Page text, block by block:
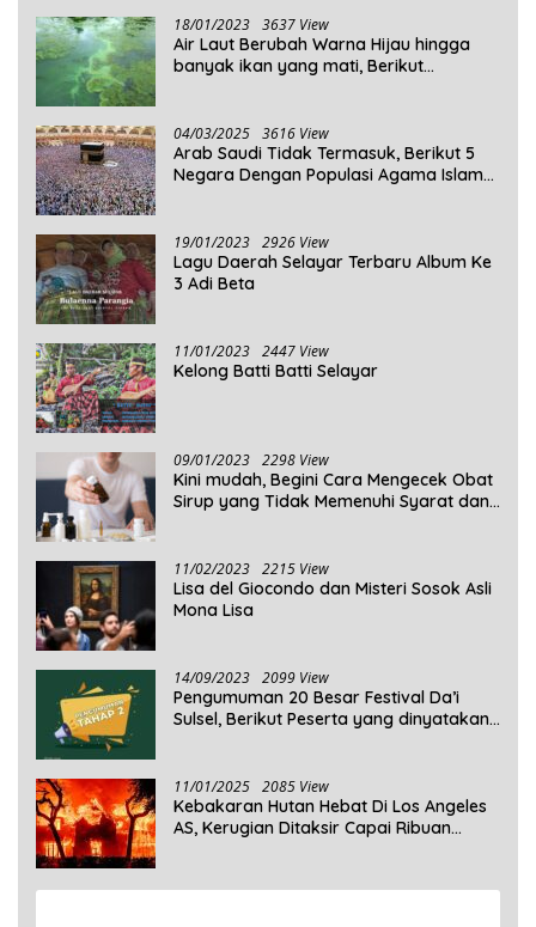
18/01/2023 3637 View
Air Laut Berubah Warna Hijau hingga
banyak ikan yang mati, Berikut
04/03/2025 3616 View
Arab Saudi Tidak Termasuk, Berikut 5
Negara Dengan Populasi Agama Islam
19/01/2023 2926 View
Lagu Daerah Selayar Terbaru Album Ke
3 Adi Beta
11/01/2023 2447 View
Kelong Batti Batti Selayar
09/01/2023 2298 View
Kini mudah, Begini Cara Mengecek Obat
Sirup yang Tidak Memenuhi Syarat dan
11/02/2023 2215 View
Lisa del Giocondo dan Misteri Sosok Asli
Mona Lisa
14/09/2023 2099 View
Pengumuman 20 Besar Festival Da’i
Sulsel, Berikut Peserta yang dinyatakan
11/01/2025 2085 View
Kebakaran Hutan Hebat Di Los Angeles
AS, Kerugian Ditaksir Capai Ribuan